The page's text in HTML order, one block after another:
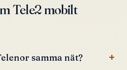
Tele2 mobilt
samma nät?